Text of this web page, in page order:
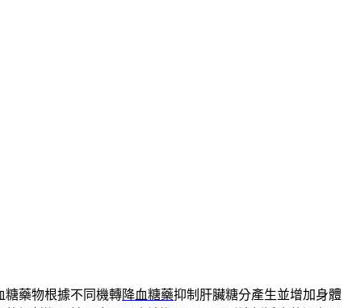
糖藥物根據不同機轉降血糖藥抑制肝臟糖分產生並增加身體